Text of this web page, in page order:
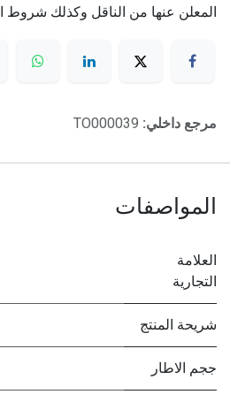
المعلن عنها من الناقل وكذلك شروط
مرجع داخلي: TO000039
المواصفات
العلامة
التجارية
شريحة المنتج
ججم الاطار